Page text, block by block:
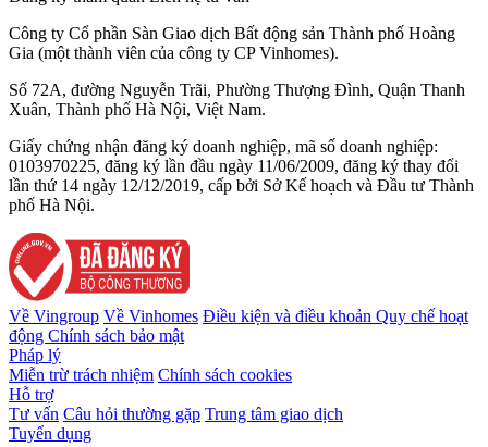
Công ty Cổ phần Sàn Giao dịch Bất động sản Thành phố Hoàng
Gia (một thành viên của công ty CP Vinhomes).
Số 72A, đường Nguyễn Trãi, Phường Thượng Đình, Quận Thanh
Xuân, Thành phố Hà Nội, Việt Nam.
Giấy chứng nhận đăng ký doanh nghiệp, mã số doanh nghiệp:
0103970225, đăng ký lần đầu ngày 11/06/2009, đăng ký thay đổi
lần thứ 14 ngày 12/12/2019, cấp bởi Sở Kế hoạch và Đầu tư Thành
phố Hà Nội.
Về Vingroup Về Vinhomes Điều kiện và điều khoản Quy chế hoạt
động Chính sách bảo mật
Pháp lý
Miễn trừ trách nhiệm Chính sách cookies
Hỗ trợ
Tư vấn Câu hỏi thường gặp Trung tâm giao dịch
Tuyển dụng